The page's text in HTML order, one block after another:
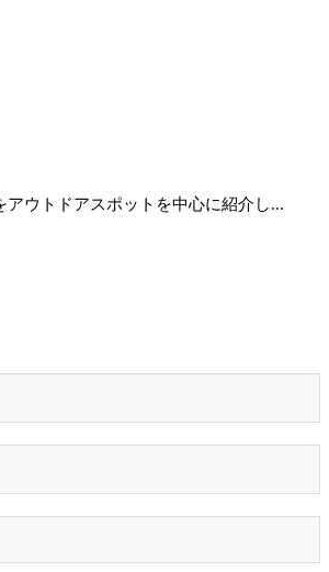
ウトドアスポットを中心に紹介し...